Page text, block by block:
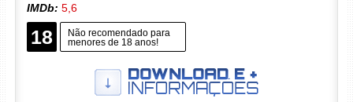
IMDb: 5,6
18
Não recomendado para
menores de 18 anos!